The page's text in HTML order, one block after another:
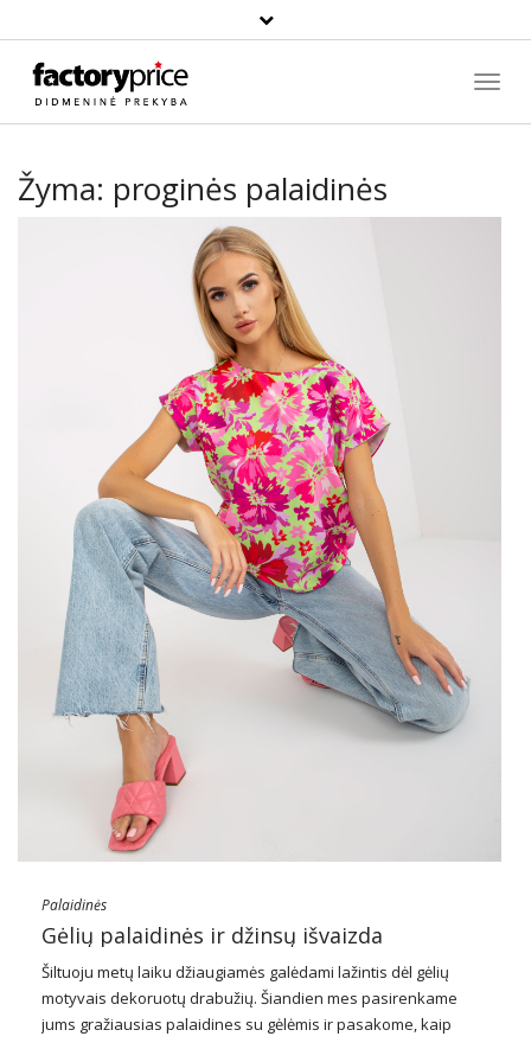
Paieška
Žyma: proginės palaidinės
Palaidinės
Gėlių palaidinės ir džinsų išvaizda
Šiltuoju metų laiku džiaugiamės galėdami lažintis dėl gėlių
motyvais dekoruotų drabužių. Šiandien mes pasirenkame
jums gražiausias palaidines su gėlėmis ir pasakome, kaip